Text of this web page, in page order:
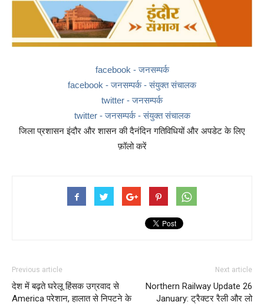
facebook - जनसम्पर्क
facebook - जनसम्पर्क - संयुक्त संचालक
twitter - जनसम्पर्क
twitter - जनसम्पर्क - संयुक्त संचालक
जिला प्रशासन इंदौर और शासन की दैनंदिन गतिविधियों और अपडेट के लिए
फ़ॉलो करें
Previous article
देश में बढ़ते घरेलू हिंसक उग्रवाद से
America परेशान, हालात से निपटने के
Next article
Northern Railway Update 26
January: ट्रैक्टर रैली और लो